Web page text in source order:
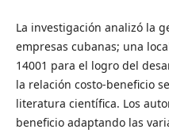
La investigación analizó la
empresas cubanas; una
14001 para el logro del
la relación costo-beneficio
literatura científica. Los
beneficio adaptando las